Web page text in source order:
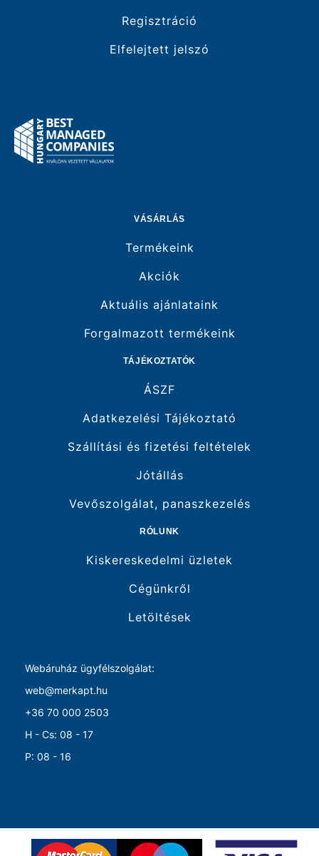
Regisztráció
Elfelejtett jelszó
VÁSÁRLÁS
Termékeink
Akciók
Aktuális ajánlataink
Forgalmazott termékeink
TÁJÉKOZTATÓK
ÁSZF
Adatkezelési Tájékoztató
Szállítási és fizetési feltételek
Jótállás
Vevőszolgálat, panaszkezelés
RÓLUNK
Kiskereskedelmi üzletek
Cégünkről
Letöltések
Webáruház ügyfélszolgálat:
web@merkapt.hu
+36 70 000 2503
H - Cs: 08 - 17
P: 08 - 16